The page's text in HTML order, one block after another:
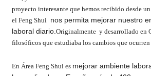
proyecto interesante que hemos recibido desde
el Feng Shui nos permita mejorar nuestro
laboral diario.Originalmente  y desarrollado
filosóficos que estudiaba los cambios que
En Área Feng Shui es mejorar ambiente